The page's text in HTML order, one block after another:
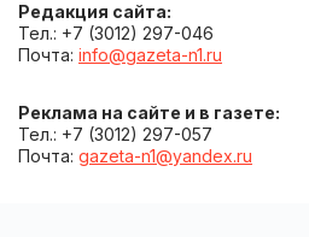
Редакция сайта:
Тел.: +7 (3012) 297-046
Почта: info@gazeta-n1.ru
Реклама на сайте и в газете:
Тел.: +7 (3012) 297-057
Почта: gazeta-n1@yandex.ru